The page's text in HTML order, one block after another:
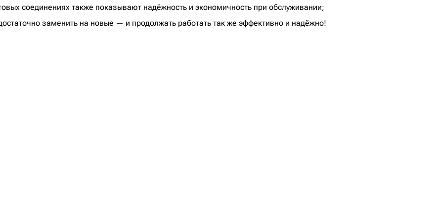
соединениях также показывают надёжность и экономичность при обслуживании;
заменить на новые — и продолжать работать так же эффективно и надёжно!